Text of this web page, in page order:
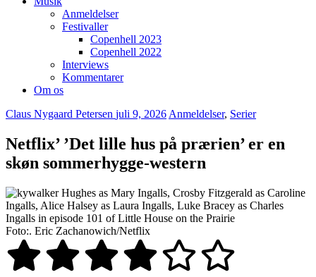
Anmeldelser
Festivaller
Copenhell 2023
Copenhell 2022
Interviews
Kommentarer
Om os
Claus Nygaard Petersen juli 9, 2026 Anmeldelser, Serier
Netflix’ ’Det lille hus på prærien’ er en
skøn sommerhygge-western
Foto:. Eric Zachanowich/Netflix